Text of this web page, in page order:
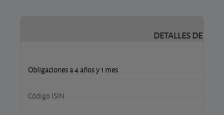
DETALLES DE LO
Obligaciones a 4 años y 1 mes
Código ISIN